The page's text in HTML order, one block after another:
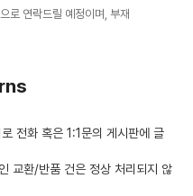
로 연락드릴 예정이며, 부재
전화 혹은 1:1문의 게시판에 글
교환/반품 건은 정상 처리되지 않